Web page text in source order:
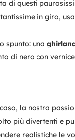
di questi
in giro,
spunto: una
di nero con
la nostra
più divertenti e
realistiche le